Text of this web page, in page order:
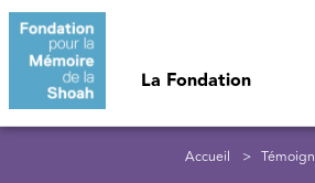
Aller au contenu principal
La Fondation
Fil
Accueil